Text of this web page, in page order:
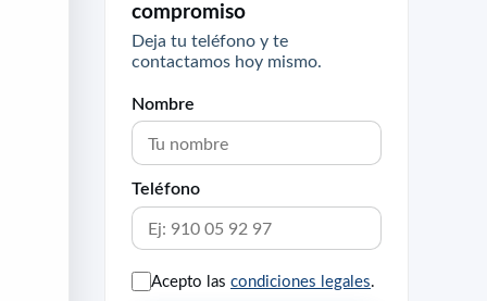
compromiso
Deja tu teléfono y te
contactamos hoy mismo.
Nombre
Teléfono
Acepto las condiciones legales